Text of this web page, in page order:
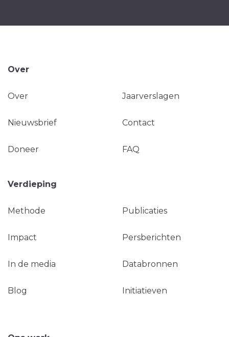
Over
Over Jaarverslagen
Nieuwsbrief Contact
Doneer FAQ
Verdieping
Methode Publicaties
Impact Persberichten
In de media Databronnen
Blog Initiatieven